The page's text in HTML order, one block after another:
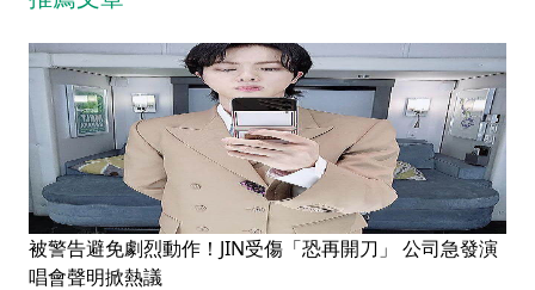
被警告避免劇烈動作！JIN受傷「恐再開刀」 公司急發演
唱會聲明掀熱議